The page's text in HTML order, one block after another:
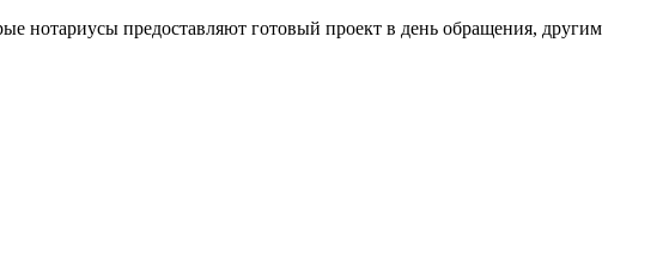
нотариусы предоставляют готовый проект в день обращения, другим